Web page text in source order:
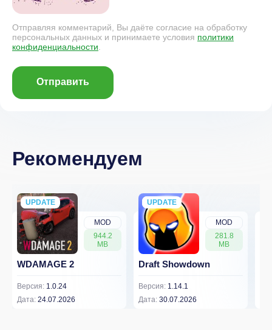
Отправляя комментарий, Вы даёте согласие на обработку
персональных данных и принимаете условия политики
конфиденциальности
Отправить
Рекомендуем
MOD
944.2
MB
UPDATE
NEW
WDAMAGE 2
Версия: 1.0.24
Дата: 24.07.2026
MOD
281.8
MB
UPDATE
NEW
Draft Showdown
Версия: 1.14.1
Дата: 30.07.2026